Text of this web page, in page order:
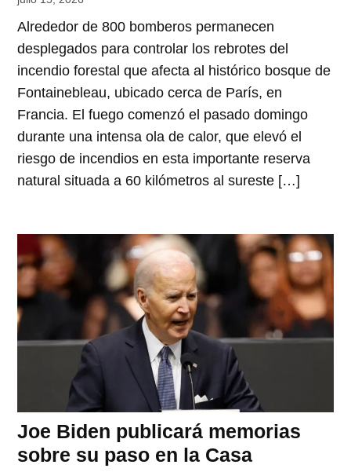
Alrededor de 800 bomberos permanecen
desplegados para controlar los rebrotes del
incendio forestal que afecta al histórico bosque de
Fontainebleau, ubicado cerca de París, en
Francia. El fuego comenzó el pasado domingo
durante una intensa ola de calor, que elevó el
riesgo de incendios en esta importante reserva
natural situada a 60 kilómetros al sureste […]
Joe Biden publicará memorias
sobre su paso en la Casa